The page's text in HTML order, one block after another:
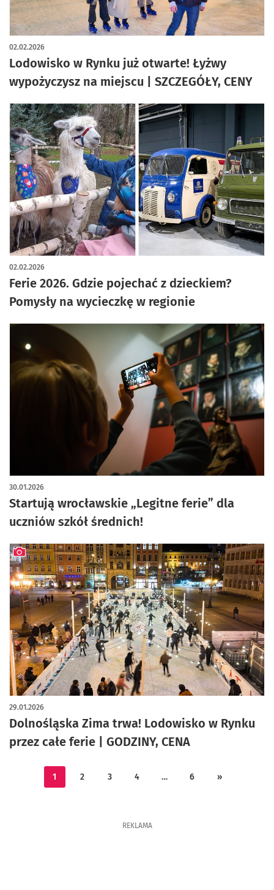
Lodowisko w Rynku już otwarte! Łyżwy
wypożyczysz na miejscu | SZCZEGÓŁY, CENY
02.02.2026
artykuł z galerią zdjęć
Ferie 2026. Gdzie pojechać z dzieckiem?
Pomysły na wycieczkę w regionie
02.02.2026
Startują wrocławskie „Legitne ferie” dla
uczniów szkół średnich!
30.01.2026
Dolnośląska Zima trwa! Lodowisko w Rynku
przez całe ferie | GODZINY, CENA
29.01.2026
artykuł z galerią zdjęć
1 2 3 4 … 6 »
REKLAMA